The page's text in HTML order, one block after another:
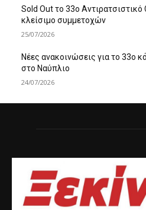
Sold Out το 33ο
κλείσιμο συμμετοχών
25/07/2026
Νέες ανακοινώσεις για το 33ο
στο Ναύπλιο
24/07/2026